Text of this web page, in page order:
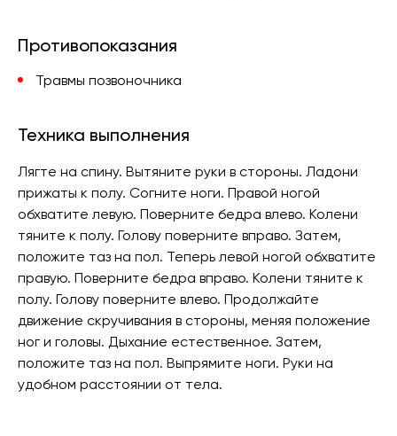
Противопоказания
Травмы позвоночника
Техника выполнения
Лягте на спину. Вытяните руки в стороны. Ладони
прижаты к полу. Согните ноги. Правой ногой
обхватите левую. Поверните бедра влево. Колени
тяните к полу. Голову поверните вправо. Затем,
положите таз на пол. Теперь левой ногой обхватите
правую. Поверните бедра вправо. Колени тяните к
полу. Голову поверните влево. Продолжайте
движение скручивания в стороны, меняя положение
ног и головы. Дыхание естественное. Затем,
положите таз на пол. Выпрямите ноги. Руки на
удобном расстоянии от тела.